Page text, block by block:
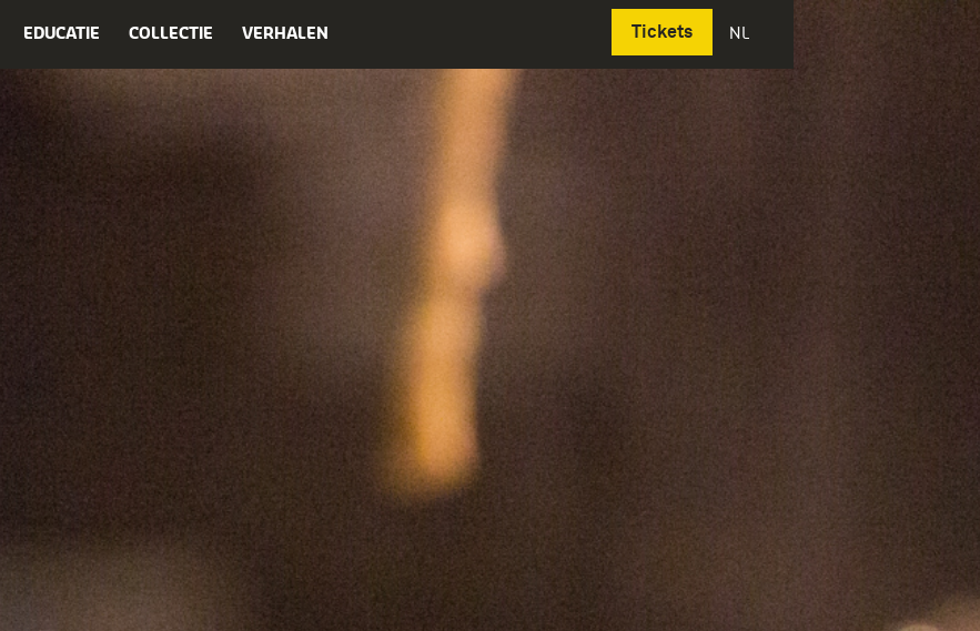
EDUCATIE COLLECTIE VERHALEN Tickets NL
Deutsch